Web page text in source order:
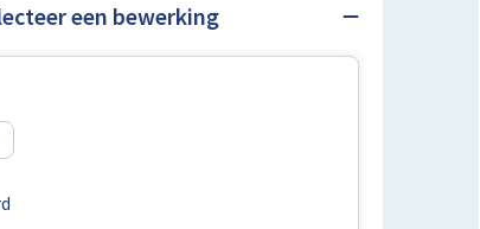
een bewerking